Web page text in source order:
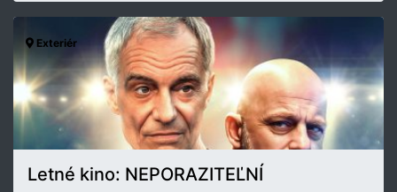
Exteriér
Letné kino: NEPORAZITEĽNÍ